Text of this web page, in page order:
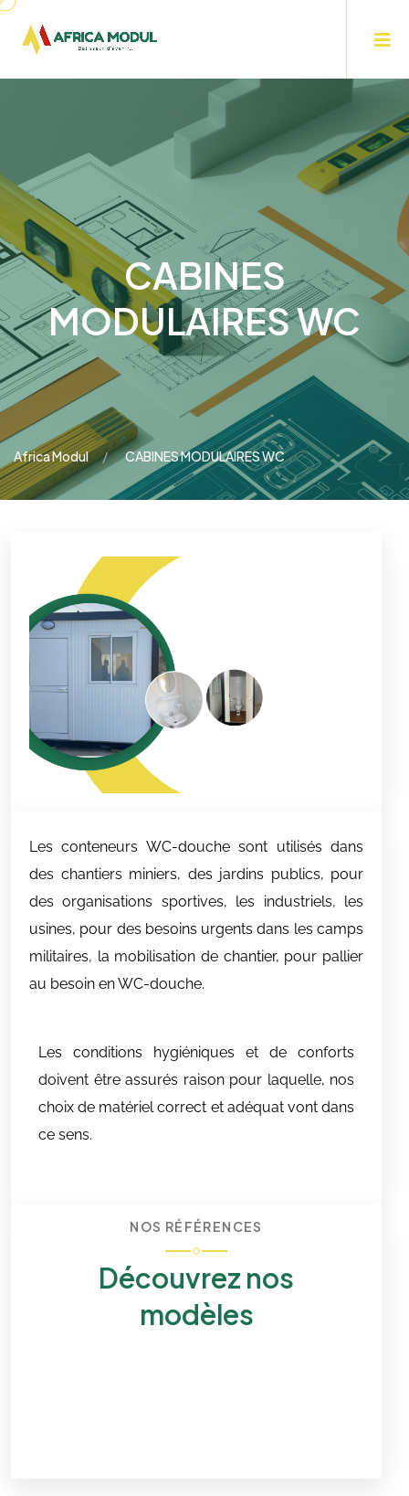
CABINES
MODULAIRES WC
Africa Modul CABINES MODULAIRES WC
Les conteneurs WC-douche sont utilisés dans
des chantiers miniers, des jardins publics, pour
des organisations sportives, les industriels, les
usines, pour des besoins urgents dans les camps
militaires, la mobilisation de chantier, pour pallier
au besoin en WC-douche.
Les conditions hygiéniques et de conforts
doivent être assurés raison pour laquelle, nos
choix de matériel correct et adéquat vont dans
ce sens.
NOS RÉFÉRENCES
Découvrez nos
modèles